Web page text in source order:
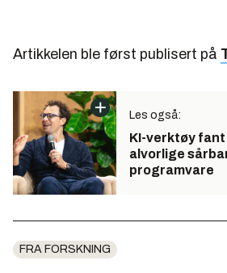
Artikkelen ble først publisert på
Les også:
KI-verktøy fant
alvorlige
programvare
FRA FORSKNING